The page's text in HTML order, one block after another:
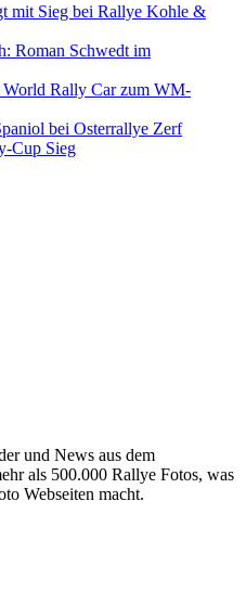
mit Sieg bei Rallye Kohle &
Roman Schwedt im
Rally Car zum WM-
bei Osterrallye Zerf
Cup Sieg
und News aus dem
als 500.000 Rallye Fotos, was
Webseiten macht.